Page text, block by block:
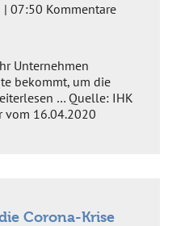
| 07:50 Kommentare
Unternehmen
bekommt, um die
… Quelle: IHK
vom 16.04.2020
Corona-Krise